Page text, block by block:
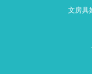
文房具